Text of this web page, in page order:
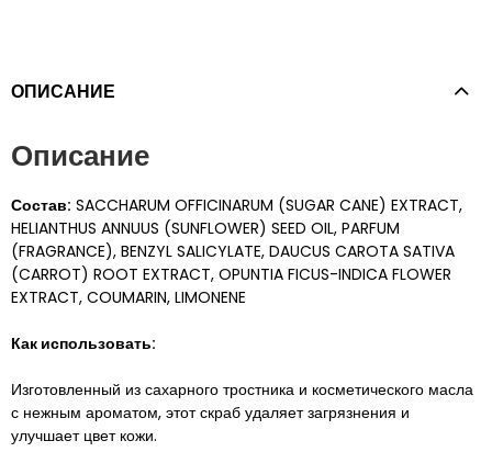
ОПИСАНИЕ
Описание
Состав: SACCHARUM OFFICINARUM (SUGAR CANE) EXTRACT,
HELIANTHUS ANNUUS (SUNFLOWER) SEED OIL, PARFUM
(FRAGRANCE), BENZYL SALICYLATE, DAUCUS CAROTA SATIVA
(CARROT) ROOT EXTRACT, OPUNTIA FICUS-INDICA FLOWER
EXTRACT, COUMARIN, LIMONENE
Как использовать:
Изготовленный из сахарного тростника и косметического масла
с нежным ароматом, этот скраб удаляет загрязнения и
улучшает цвет кожи.